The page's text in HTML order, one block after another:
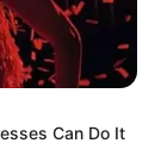
fantáziája
vajon a
örökli,–
Can Do It